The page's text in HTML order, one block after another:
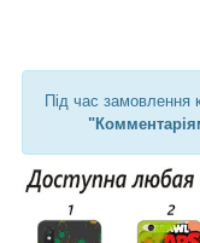
Під час замовлення